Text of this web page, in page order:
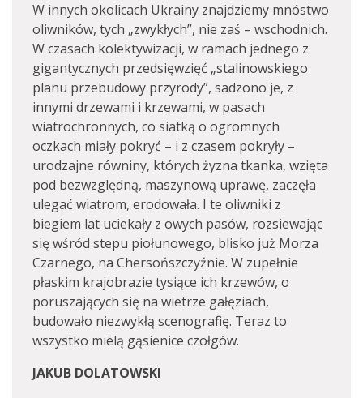
W innych okolicach Ukrainy znajdziemy mnóstwo
oliwników, tych „zwykłych”, nie zaś – wschodnich.
W czasach kolektywizacji, w ramach jednego z
gigantycznych przedsięwzięć „stalinowskiego
planu przebudowy przyrody”, sadzono je, z
innymi drzewami i krzewami, w pasach
wiatrochronnych, co siatką o ogromnych
oczkach miały pokryć – i z czasem pokryły –
urodzajne równiny, których żyzna tkanka, wzięta
pod bezwzględną, maszynową uprawę, zaczęła
ulegać wiatrom, erodowała. I te oliwniki z
biegiem lat uciekały z owych pasów, rozsiewając
się wśród stepu piołunowego, blisko już Morza
Czarnego, na Chersońszczyźnie. W zupełnie
płaskim krajobrazie tysiące ich krzewów, o
poruszających się na wietrze gałęziach,
budowało niezwykłą scenografię. Teraz to
wszystko mielą gąsienice czołgów.
JAKUB DOLATOWSKI